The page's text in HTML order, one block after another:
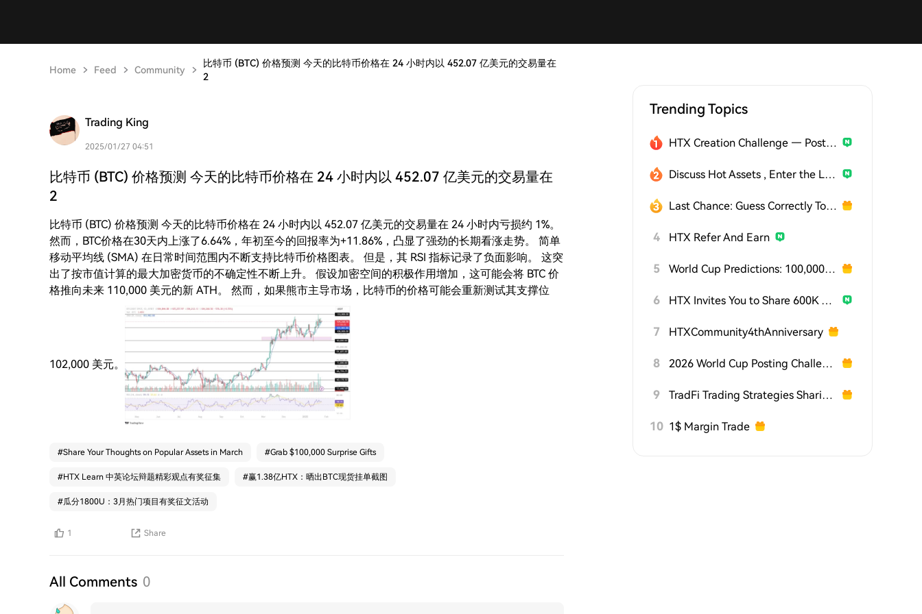
Home Feed Community
比特币 (BTC) 价格预测 今天的比特币价格在 24 小时内以 452.07 亿美元的交易量在
2
Trading King
2025/01/27 04:51
比特币 (BTC) 价格预测 今天的比特币价格在 24 小时内以 452.07 亿美元的交易量在
2
比特币 (BTC) 价格预测 今天的比特币价格在 24 小时内以 452.07 亿美元的交易量在 24 小时内亏损约 1%。
然而，BTC价格在30天内上涨了6.64%，年初至今的回报率为+11.86%，凸显了强劲的长期看涨走势。 简单
移动平均线 (SMA) 在日常时间范围内不断支持比特币价格图表。 但是，其 RSI 指标记录了负面影响。 这突
出了按市值计算的最大加密货币的不确定性不断上升。 假设加密空间的积极作用增加，这可能会将 BTC 价
格推向未来 110,000 美元的新 ATH。 然而，如果熊市主导市场，比特币的价格可能会重新测试其支撑位
102,000 美元。
#Share Your Thoughts on Popular Assets in March #Grab $100,000 Surprise Gifts
#HTX Learn 中英论坛辩题精彩观点有奖征集 #赢1.38亿HTX：晒出BTC现货挂单截图
#瓜分1800U：3月热门项目有奖征文活动
1 Share
All Comments 0
Trending Topics
HTX Creation Challenge — Post and Win 1,500U
Discuss Hot Assets , Enter the Lucky Draw
Last Chance: Guess Correctly Today and Win More
4 HTX Refer And Earn
5 World Cup Predictions: 100,000 USDT Daily
6 HTX Invites You to Share 600K USDT in Gift Packs
7 HTXCommunity4thAnniversary
8 2026 World Cup Posting Challenge on HTX Square
9 TradFi Trading Strategies Sharing Challenge
10 1$ Margin Trade